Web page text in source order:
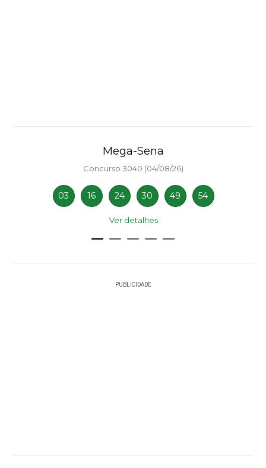
Mega-Sena
Concurso 3040 (04/08/26)
03 16 24 30 49 54
Ver detalhes
PUBLICIDADE